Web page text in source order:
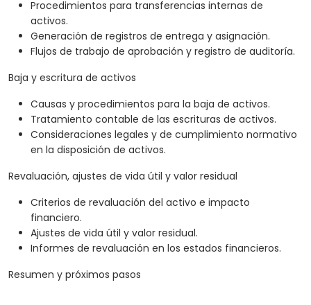
Procedimientos para transferencias internas de
activos.
Generación de registros de entrega y asignación.
Flujos de trabajo de aprobación y registro de auditoría.
Baja y escritura de activos
Causas y procedimientos para la baja de activos.
Tratamiento contable de las escrituras de activos.
Consideraciones legales y de cumplimiento normativo
en la disposición de activos.
Revaluación, ajustes de vida útil y valor residual
Criterios de revaluación del activo e impacto
financiero.
Ajustes de vida útil y valor residual.
Informes de revaluación en los estados financieros.
Resumen y próximos pasos